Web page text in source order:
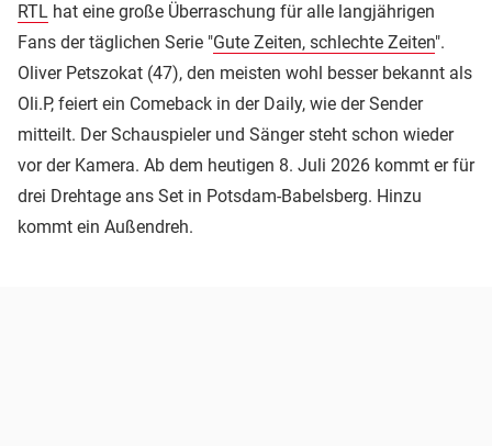
RTL hat eine große Überraschung für alle langjährigen
Fans der täglichen Serie "Gute Zeiten, schlechte Zeiten".
Oliver Petszokat (47), den meisten wohl besser bekannt als
Oli.P, feiert ein Comeback in der Daily, wie der Sender
mitteilt. Der Schauspieler und Sänger steht schon wieder
vor der Kamera. Ab dem heutigen 8. Juli 2026 kommt er für
drei Drehtage ans Set in Potsdam-Babelsberg. Hinzu
kommt ein Außendreh.